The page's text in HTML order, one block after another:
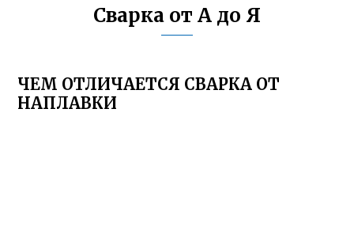
Сварка от А до Я
ЧЕМ ОТЛИЧАЕТСЯ СВАРКА ОТ
НАПЛАВКИ